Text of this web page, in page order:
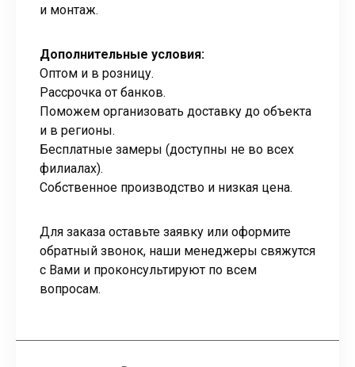
и монтаж.
Дополнительные условия:
Оптом и в розницу.
Рассрочка от банков.
Поможем организовать доставку до объекта
и в регионы.
Бесплатные замеры (доступны не во всех
филиалах).
Собственное производство и низкая цена.
Для заказа оставьте заявку или оформите
обратный звонок, наши менеджеры свяжутся
с Вами и проконсультируют по всем
вопросам.